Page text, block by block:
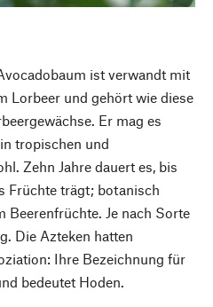
ist verwandt mit
Lorbeer und gehört wie diese
Er mag es
tropischen und
Zehn Jahre dauert es, bis
Früchte trägt; botanisch
Beerenfrüchte. Je nach Sorte
Die Azteken hatten
Ihre Bezeichnung für
bedeutet Hoden.